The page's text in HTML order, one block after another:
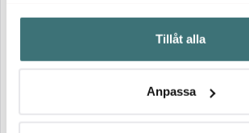
Samla in information om din
kan ha en noggrannhet på upp till
Identifiera din enhet genom att
Ta reda på mer om hur dina personliga
Tillåt alla
Anpassa
Salam Gräddkanna 15 cl Vit
Salam
Apple
2219 kr